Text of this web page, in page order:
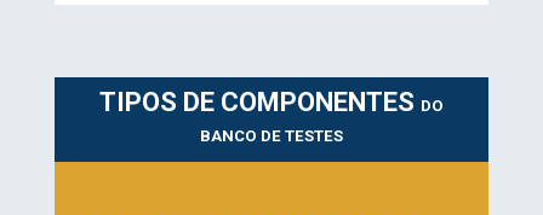
TIPOS DE COMPONENTES DO
BANCO DE TESTES